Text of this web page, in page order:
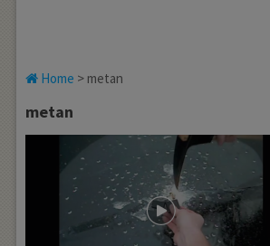
Home > metan
metan